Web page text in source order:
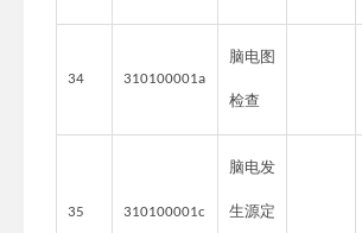
34 310100001a
脑电图
检查
35 310100001c
脑电发
生源定